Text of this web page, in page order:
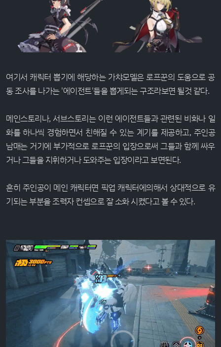
여기서 캐릭터 뽑기에 해당하는 가챠모델은 로프꾼의 도움으로 공
동 조사를 나가는 '에이전트'들을 뽑게되는 구조라보면 될것 같다.
메인스토리나, 서브스토리는 이런 에이전트들과 관련된 비화나 일
화를 하나씩 경험하면서 친해질 수 있는 계기를 제공하고, 주인공
남매는 거기에 부가적으로 로프꾼의 입장으로써 그들과 함께 싸우
거나 그들을 지휘하거나 도와주는 입장이라고 보면된다.
흔히 주인공이 메인 캐릭터면 픽업 캐릭터에의해서 상대적으로 유
기되는 부분을 조력자 컨셉으로 잘 소화 시켰다고 볼 수 있다.